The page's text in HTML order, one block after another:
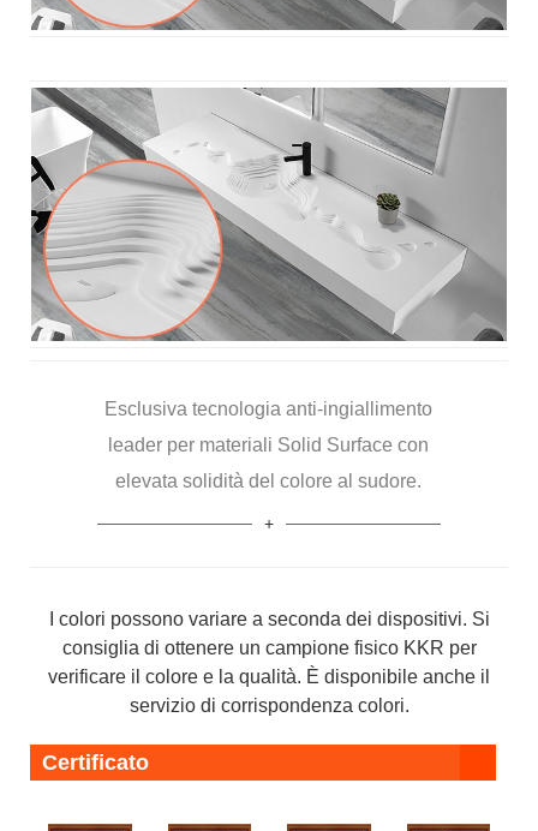
Esclusiva tecnologia anti-ingiallimento
leader per materiali Solid Surface con
elevata solidità del colore al sudore.
I colori possono variare a seconda dei dispositivi. Si
consiglia di ottenere un campione fisico KKR per
verificare il colore e la qualità. È disponibile anche il
servizio di corrispondenza colori.
Certificato